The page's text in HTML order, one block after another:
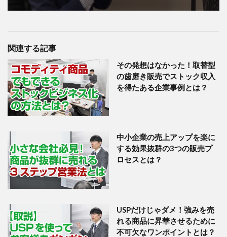
関連する記事
その発想はなかった！取替型
の歯磨き販売でストック収入
を得たある企業事例とは？
中小企業の売上アップを楽に
する効果抜群の3つの販売プ
ロセスとは？
USPだけじゃダメ！強みを売
れる商品に昇華させるために
不可欠なワンポイントとは？